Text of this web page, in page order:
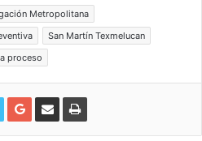
Metropolitana
San Martín Texmelucan
proceso